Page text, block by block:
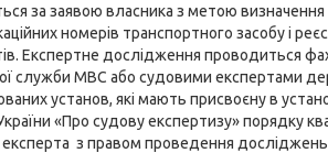
за заявою власника з метою визначення
номерів транспортного засобу і
Експертне дослідження проводиться
служби МВС або судовими експертами
установ, які мають присвоєну в
«Про судову експертизу» порядку
з правом проведення